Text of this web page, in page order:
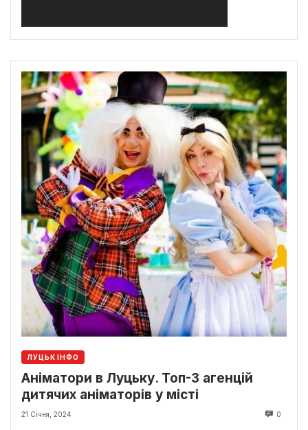
ЛУЦЬК ІНФО
Аніматори в Луцьку. Топ-3 агенцій
дитячих аніматорів у місті
21 Січня, 2024 0